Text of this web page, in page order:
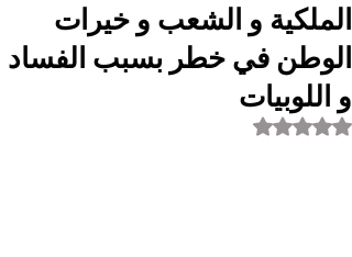
الملكية و الشعب و خيرات
الوطن في خطر بسبب الفساد
و اللوبيات
تم التقييم بـ ليس رقمًا من أصل 5 نجوم.